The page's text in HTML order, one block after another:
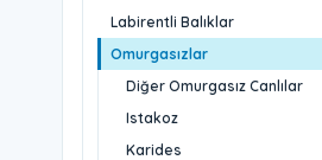
Labirentli Balıklar
Omurgasızlar
Diğer Omurgasız Canlılar
Istakoz
Karides